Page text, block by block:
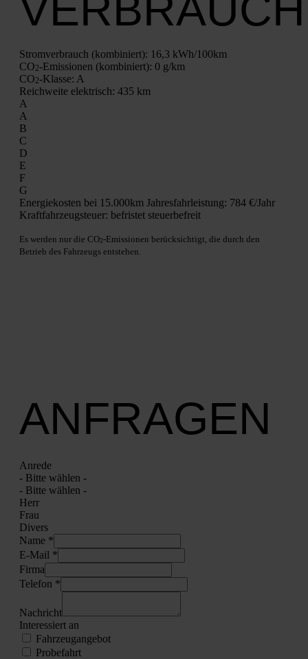
Strom­ver­brauch (kom­bi­niert): 16,3 kWh/100km
CO2-Emis­sio­nen (kom­bi­niert): 0 g/km
CO2-Klas­se: A
Reich­wei­te elek­trisch: 435 km
A
A
B
C
D
E
F
G
Ener­gie­kos­ten bei 15.000km Jah­res­fahr­leis­tung: 784 €/Jahr
Kraft­fahr­zeug­steu­er: befris­tet steu­er­be­freit
Es wer­den nur die CO2-Emis­sio­nen berück­sich­tigt, die durch den
Betrieb des Fahr­zeugs ent­ste­hen.
ANFRAGEN
Anre­de
- Bit­te wäh­len -
- Bit­te wäh­len -
Herr
Frau
Divers
Name *
E‑Mail *
Fir­ma
Tele­fon *
Nach­richt
Inter­es­siert an
Fahr­zeug­an­ge­bot
Pro­be­fahrt